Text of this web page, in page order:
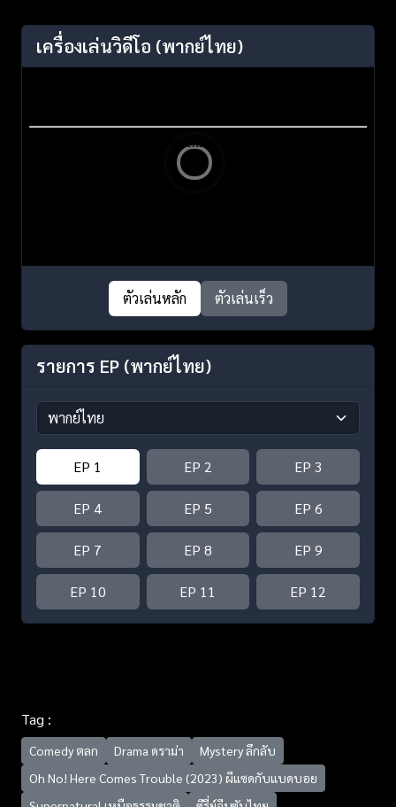
เครื่องเล่นวิดีโอ (พากย์ไทย)
ตัวเล่นหลัก ตัวเล่นเร็ว
รายการ EP (พากย์ไทย)
EP 1 EP 2 EP 3
EP 4 EP 5 EP 6
EP 7 EP 8 EP 9
EP 10 EP 11 EP 12
Tag :
Comedy ตลก Drama ดราม่า
Mystery ลึกลับ
Oh No! Here Comes Trouble (2023) ผีแซดกับแบดบอย